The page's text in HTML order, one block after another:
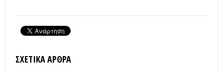
ΣΧΕΤΙΚΆ ΆΡΘΡΑ